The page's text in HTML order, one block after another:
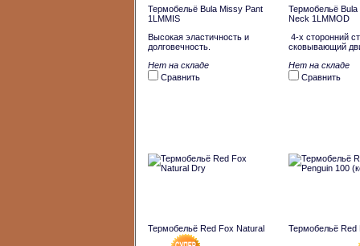
Термобельё Bula Missy Pant
1LMMIS
Высокая эластичность и
долговечность.
Нет на складе
Сравнить
Термобельё
Neck 1LMMOD
4-х сторонний
сковывающий
Нет на складе
Сравнить
Термобельё Red Fox Natural Термобельё Red